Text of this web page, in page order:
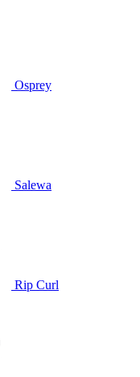
Osprey
Salewa
Rip Curl